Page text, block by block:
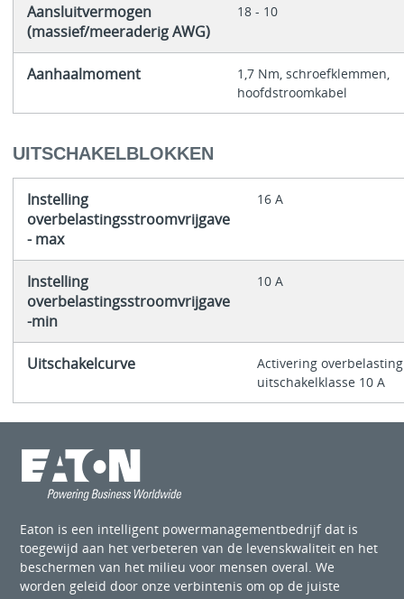
Aansluitvermogen
(massief/meeraderig AWG)
18 - 10
Aanhaalmoment
1,7 Nm, schroefklemmen,
hoofdstroomkabel
UITSCHAKELBLOKKEN
Instelling
overbelastingsstroomvrijgave
- max
16 A
Instelling
overbelastingsstroomvrijgave
-min
10 A
Uitschakelcurve
Activering
uitschakelklasse 10 A
Eaton is een intelligent powermanagementbedrijf dat is
toegewijd aan het verbeteren van de levenskwaliteit en het
beschermen van het milieu voor mensen overal. We
worden geleid door onze verbintenis om op de juiste